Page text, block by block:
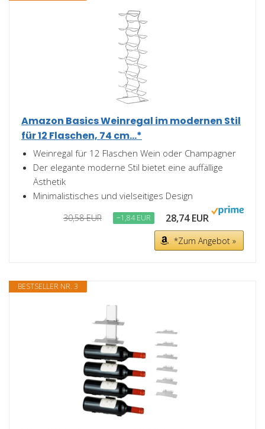
Amazon Basics Weinregal im modernen Stil
für 12 Flaschen, 74 cm...*
Weinregal für 12 Flaschen Wein oder Champagner
Der elegante moderne Stil bietet eine auffällige
Ästhetik
Minimalistisches und vielseitiges Design
30,58 EUR −1,84 EUR 28,74 EUR
*Zum Angebot »
BESTSELLER NR. 3